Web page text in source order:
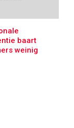
baart
weinig